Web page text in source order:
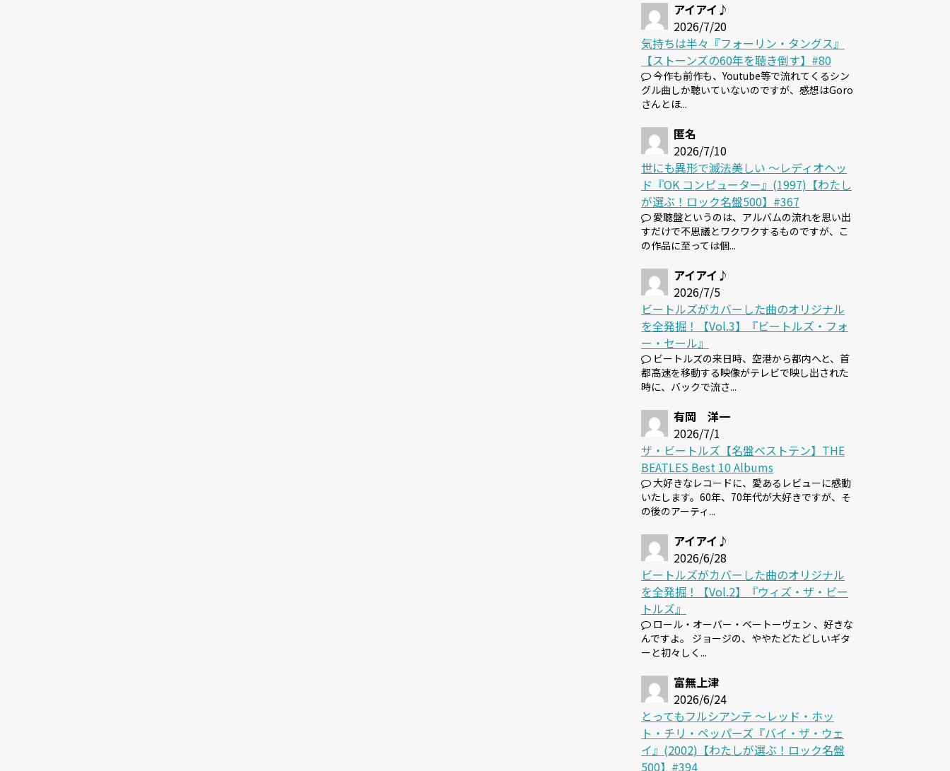
アイアイ♪
2026/7/20
気持ちは半々『フォーリン・タングス』
【ストーンズの60年を聴き倒す】#80
今作も前作も、Youtube等で流れてくるシン
グル曲しか聴いていないのですが、感想はGoro
さんとほ...
匿名
2026/7/10
世にも異形で滅法美しい 〜レディオヘッ
ド『OK コンピューター』(1997)【わたし
が選ぶ！ロック名盤500】#367
愛聴盤というのは、アルバムの流れを思い出
すだけで不思議とワクワクするものですが、こ
の作品に至っては個...
アイアイ♪
2026/7/5
ビートルズがカバーした曲のオリジナル
を全発掘！【Vol.3】『ビートルズ・フォ
ー・セール』
ビートルズの来日時、空港から都内へと、首
都高速を移動する映像がテレビで映し出された
時に、バックで流さ...
有岡 洋一
2026/7/1
ザ・ビートルズ【名盤ベストテン】THE
BEATLES Best 10 Albums
大好きなレコードに、愛あるレビューに感動
いたします。60年、70年代が大好きですが、そ
の後のアーティ...
アイアイ♪
2026/6/28
ビートルズがカバーした曲のオリジナル
を全発掘！【Vol.2】『ウィズ・ザ・ビー
トルズ』
ロール・オーバー・ベートーヴェン 、好きな
んですよ。 ジョージの、ややたどたどしいギタ
ーと初々しく...
富無上津
2026/6/24
とってもフルシアンテ 〜レッド・ホッ
ト・チリ・ペッパーズ『バイ・ザ・ウェ
イ』(2002)【わたしが選ぶ！ロック名盤
500】#394